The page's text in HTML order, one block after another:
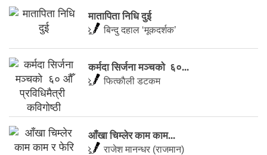
मातापिता निधि दुई
बिन्दु दहाल ‘मूकदर्शक’
कर्मदा सिर्जना मञ्चकाे ६०...
फित्काैली डटकम
आँखा चिम्लेर काम काम...
राजेश मानन्धर (राजमान)